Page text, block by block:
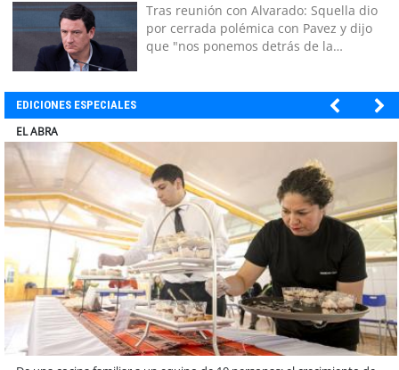
Tras reunión con Alvarado: Squella dio
por cerrada polémica con Pavez y dijo
que "nos ponemos detrás de la
EDICIONES ESPECIALES
ELECTROLUX